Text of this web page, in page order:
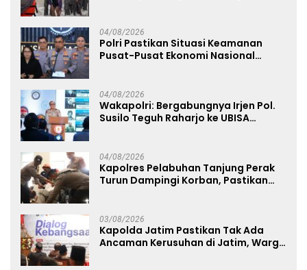
04/08/2026
Polri Pastikan Situasi Keamanan
Pusat-Pusat Ekonomi Nasional
04/08/2026
Wakapolri: Bergabungnya Irjen Pol.
Susilo Teguh Raharjo ke UBISA
04/08/2026
Kapolres Pelabuhan Tanjung Perak
Turun Dampingi Korban, Pastikan
03/08/2026
Kapolda Jatim Pastikan Tak Ada
Ancaman Kerusuhan di Jatim, Warga